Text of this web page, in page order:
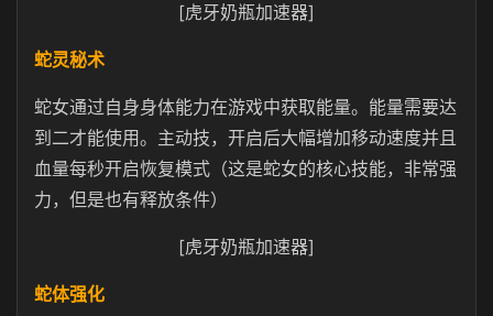
[虎牙奶瓶加速器]
蛇灵秘术
蛇女通过自身身体能力在游戏中获取能量。能量需要达
到二才能使用。主动技，开启后大幅增加移动速度并且
血量每秒开启恢复模式（这是蛇女的核心技能，非常强
力，但是也有释放条件）
[虎牙奶瓶加速器]
蛇体强化